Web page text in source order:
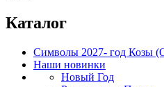
Каталог
Символы 2027- год Козы
Наши новинки
Новый Год